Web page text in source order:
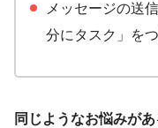
メッセージの送
分にタスク」を
同じようなお悩みが